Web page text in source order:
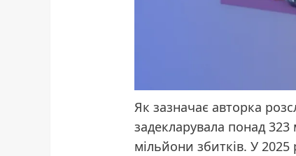
Як зазначає авторка
задекларувала понад
мільйони збитків. У